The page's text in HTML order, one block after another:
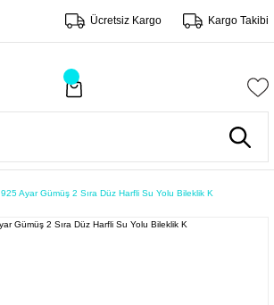
Ücretsiz Kargo Kargo Takibi
925 Ayar Gümüş 2 Sıra Düz Harfli Su Yolu Bileklik K